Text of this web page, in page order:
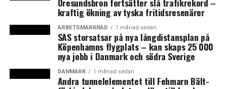
väljarstödet jämfört med 21,1 procent i valet juni 2015.
kraftig ökning av tyska fritidsresenärer
ARBETSMARKNAD 1 månad sedan
SAS storsatsar på nya långdistansplan på
Köpenhamns flygplats – kan skaps 25 000
nya jobb i Danmark och södra Sverige
DANMARK 1 månad sedan
Andra tunnelelementet till Fehmarn Bält-